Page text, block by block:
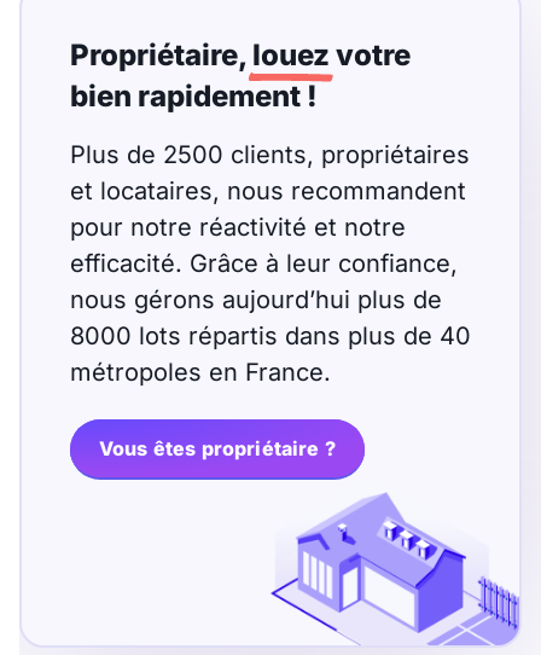
Propriétaire, louez votre
bien rapidement !
Plus de 2500 clients, propriétaires
et locataires, nous recommandent
pour notre réactivité et notre
efficacité. Grâce à leur confiance,
nous gérons aujourd’hui plus de
8000 lots répartis dans plus de 40
métropoles en France.
Vous êtes propriétaire ?